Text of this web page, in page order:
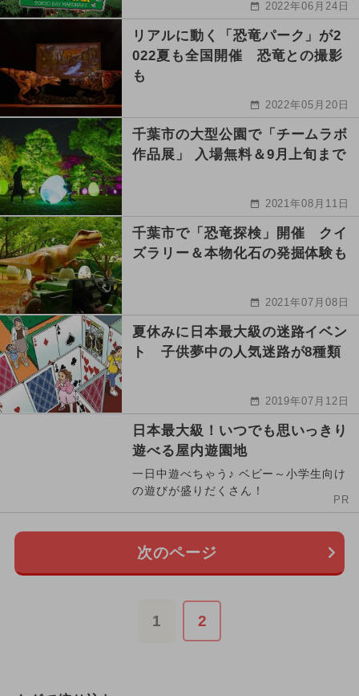
2022年06月24日
リアルに動く「恐竜パーク」が2
022夏も全国開催 恐竜との撮影
も
2022年05月20日
千葉市の大型公園で「チームラボ
作品展」 入場無料＆9月上旬まで
2021年08月11日
千葉市で「恐竜探検」開催 クイ
ズラリー＆本物化石の発掘体験も
2021年07月08日
夏休みに日本最大級の迷路イベン
ト 子供夢中の人気迷路が8種類
2019年07月12日
日本最大級！いつでも思いっきり
遊べる屋内遊園地
一日中遊べちゃう♪ ベビー～小学生向け
の遊びが盛りだくさん！
PR
次のページ
1 2